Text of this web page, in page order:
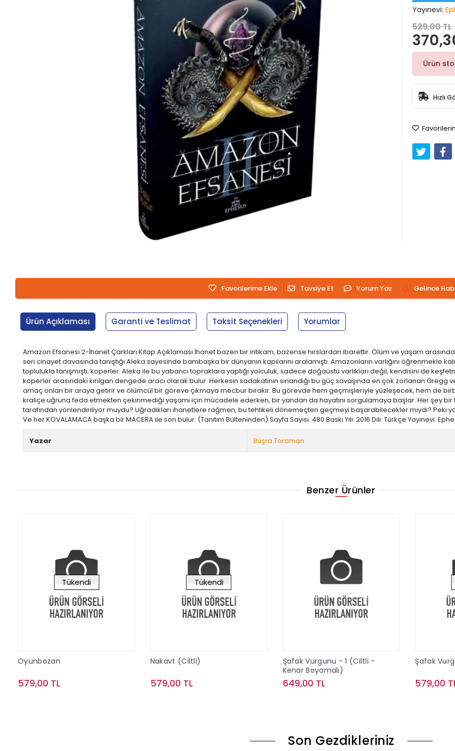
Yayınevi:
529,00 TL
Ürün
Hızlı
Favorilerime Ekle Tavsiye Et Yorum Yaz Gelince
Ürün Açıklaması Garanti ve Teslimat Taksit Seçenekleri Yorumlar
Amazon Efsanesi 2-İhanet Çarkları Kitap Açıklaması İhanet bazen bir intikam, bazense hırslardan ibarettir. Ölüm ve yaşam
seri cinayet davasında tanıştığı Aleka sayesinde bambaşka bir dünyanın kapılarını aralamıştı. Amazonların varlığını
toplulukla tanışmıştı; koperler. Aleka ile bu yabancı topraklara yaptığı yolculuk, sadece doğaüstü varlıkları değil, kendisini de
koperler arasındaki kırılgan dengede aracı olarak bulur. Herkesin sadakatinin sınandığı bu güç savaşında en çok zorlanan Gregg
amaç onları bir araya getirir ve ölümcül bir göreve çıkmaya mecbur bırakır. Bu görevde hem geçmişleriyle yüzleşecek, hem de
kraliçe uğruna feda etmekten çekinmediği yaşamı için mücadele ederken, bir yandan da hayatını sorgulamaya başlar. Her şey
tarafından yönlendiriliyor muydu? Uğradıkları ihanetlere rağmen, bu tehlikeli dönemeçten geçmeyi başarabilecekler miydi? Peki
Ve her KOVALAMACA başka bir MACERA ile son bulur. (Tanıtım Bülteninden) Sayfa Sayısı: 480 Baskı Yılı: 2016 Dili: Türkçe Yayınevi:
Yazar Büşra Toraman
Benzer Ürünler
Tükendi
Oyunbozan
579,00 TL
Tükendi
Nakavt (Ciltli)
579,00 TL
Şafak Vurgunu - 1 (Ciltli -
Kenar Boyamalı)
649,00 TL
Şafak
579,00
Son Gezdikleriniz